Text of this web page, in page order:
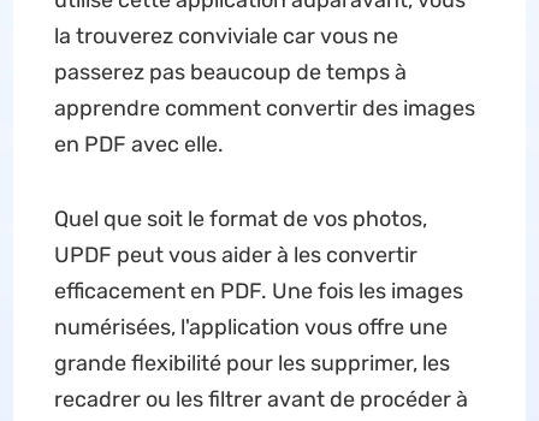
la trouverez conviviale car vous ne
passerez pas beaucoup de temps à
apprendre comment convertir des images
en PDF avec elle.
Quel que soit le format de vos photos,
UPDF peut vous aider à les convertir
efficacement en PDF. Une fois les images
numérisées, l'application vous offre une
grande flexibilité pour les supprimer, les
recadrer ou les filtrer avant de procéder à